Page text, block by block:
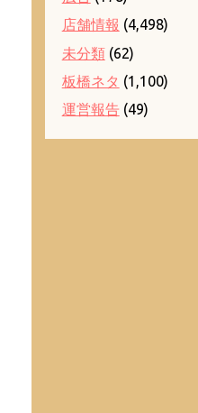
店舗情報 (4,498)
未分類(62)
板橋ネタ (1,100)
運営報告(49)